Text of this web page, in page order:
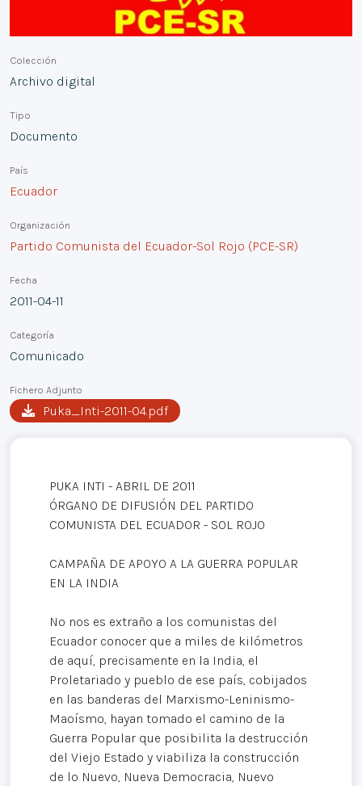
Colección
Archivo digital
Tipo
Documento
País
Ecuador
Organización
Partido Comunista del Ecuador-Sol Rojo (PCE-SR)
Fecha
2011-04-11
Categoría
Comunicado
Fichero Adjunto
Puka_Inti-2011-04.pdf
PUKA INTI - ABRIL DE 2011
ÓRGANO DE DIFUSIÓN DEL PARTIDO
COMUNISTA DEL ECUADOR - SOL ROJO
CAMPAÑA DE APOYO A LA GUERRA POPULAR
EN LA INDIA
No nos es extraño a los comunistas del
Ecuador conocer que a miles de kilómetros
de aquí, precisamente en la India, el
Proletariado y pueblo de ese país, cobijados
en las banderas del Marxismo-Leninismo-
Maoísmo, hayan tomado el camino de la
Guerra Popular que posibilita la destrucción
del Viejo Estado y viabiliza la construcción
de lo Nuevo, Nueva Democracia, Nuevo